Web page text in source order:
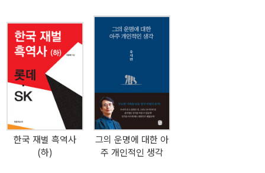
전쟁의 흑역사》 《삶의 무기가 되는 쓸모 있는 경제학》 등이 있다.
흑역사가 기록됐다. (상)권과 (하)권의 공백 기간 동안 한국 사회에서
는 많은 일이 벌어졌다. 시민사회는 촛불혁명으로 박근혜 정권을 끌
어내렸다. 영원히 가능하지 않을 것 같았던 이재용의 구속도 마침내
이뤄졌다. 롯데 가문 최초로 총수 신동빈이 구속됐다. 하지만 위대한
역사의 발걸음을 부정하는 퇴행적 모습도 여전했다. 1심에서 구속됐
던 이재용은 2심에서 집행유예로 풀려났다. (하)권의 주인공인 롯데
총수 신동빈은 구속됐지만 또 다른 주인공 최태원은 여전히 글로벌
기업의 총수로 남아있다. 저자가 서문에 남긴 말처럼 역사는 일직선
으로 진보하지 않는다. 때로는 정체되고 때로는 나선형을 그리며 퇴
보하는 듯도 보인다. 하지만 인류의 역사가 궁극적으로 전진했던 것
한국 재벌 흑역사
(하)
그의 운명에 대한 아
주 개인적인 생각